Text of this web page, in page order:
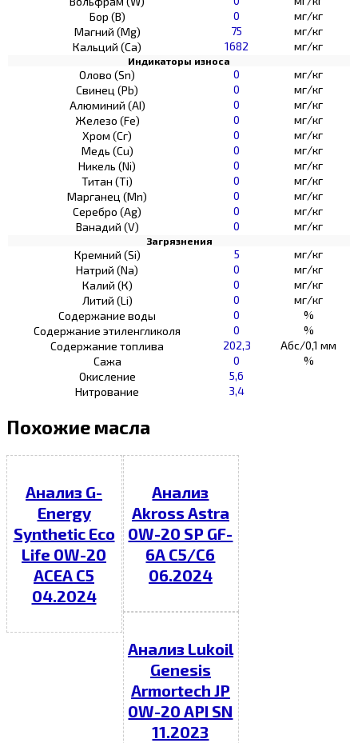
Бор (В)
0
мг/кг
Магний (Mg)
75
мг/кг
Кальций (Са)
1682 мг/кг
Индикаторы износа
Олово (Sn) 0
мг/кг
Свинец (Pb)
0
мг/кг
Алюминий (AI)
0
мг/кг
Железо (Fe)
0
мг/кг
Хром (Сг)
0
мг/кг
Медь (Cu)
0
мг/кг
Никель (Ni)
0
мг/кг
Титан (Ti)
0
мг/кг
Марганец (Mn)
0
мг/кг
Серебро (Ag)
0
мг/кг
Ванадий (V)
0 мг/кг
Загрязнения
Кремний (Si) 5
мг/кг
Натрий (Na)
0
мг/кг
Калий (К)
0
мг/кг
Литий (Li)
0
мг/кг
Содержание воды
0
%
Содержание этиленгликоля
0
%
Содержание топлива
202,3
Абс/0,1 мм
Сажа
0
%
Окисление
5,6
Нитрование
3,4
Похожие масла
Анализ G-
Energy
Synthetic Eco
Life 0W-20
ACEA C5
04.2024
Анализ
Akross Astra
0W-20 SP GF-
6A C5/C6
06.2024
Анализ Lukoil
Genesis
Armortech JP
0W-20 API SN
11.2023